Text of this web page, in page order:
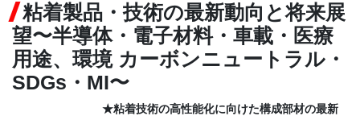
CONTACT
粘着製品・技術の最新動向と将来展
望〜半導体・電子材料・車載・医療
用途、環境 カーボンニュートラル・
SDGs・MI〜
★粘着技術の高性能化に向けた構成部材の最新